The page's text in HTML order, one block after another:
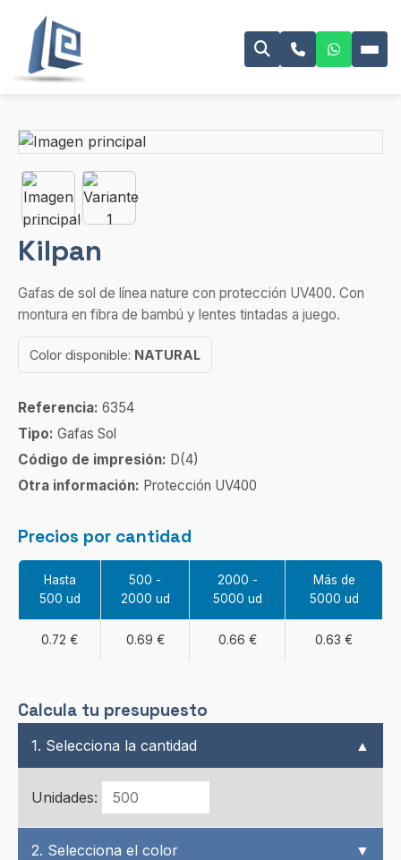
Kilpan
Gafas de sol de línea nature con protección UV400. Con
montura en fibra de bambú y lentes tintadas a juego.
Color disponible: NATURAL
Referencia: 6354
Tipo: Gafas Sol
Código de impresión: D(4)
Otra información: Protección UV400
Precios por cantidad
Hasta
500 ud
500 -
2000 ud
2000 -
5000 ud
Más de
5000 ud
0.72 € 0.69 € 0.66 € 0.63 €
Calcula tu presupuesto
1. Selecciona la cantidad ▲
Unidades:
2. Selecciona el color ▼